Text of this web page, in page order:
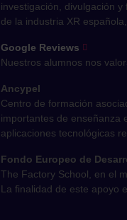
investigación, divulgación
de la industria XR
Google Reviews
Nuestros alumnos nos
Ancypel
Centro de formación
importantes de enseñanza
aplicaciones tecnológicas
Fondo Europeo de
The Factory School, en el
La finalidad de este apoyo